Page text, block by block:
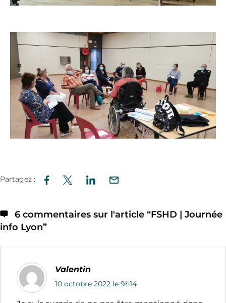
Partagez :
6 commentaires sur l'article “FSHD | Journée
info Lyon”
Valentin
10 octobre 2022 le 9h14